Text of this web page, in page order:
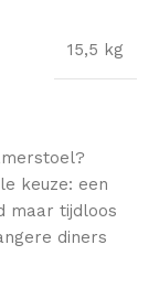
15,5 kg
keuze: een
maar tijdloos
diners